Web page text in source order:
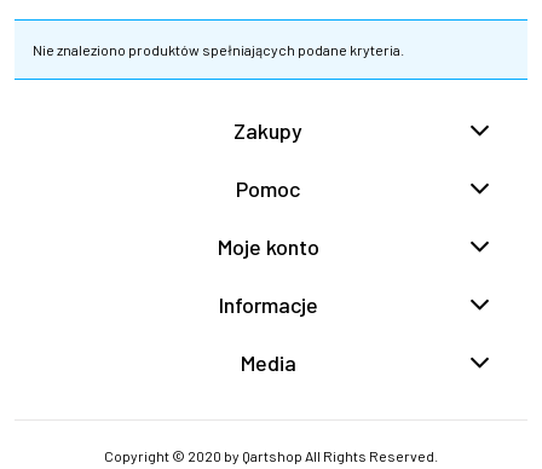
Nie znaleziono produktów spełniających podane kryteria.
Zakupy
Pomoc
Moje konto
Informacje
Media
Copyright © 2020 by Qartshop All Rights Reserved.